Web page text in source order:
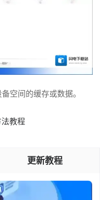
空间的缓存或数据。
教程
更新教程